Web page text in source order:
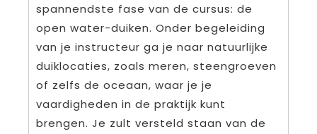
spannendste fase van de cursus: de
open water-duiken. Onder begeleiding
van je instructeur ga je naar natuurlijke
duiklocaties, zoals meren, steengroeven
of zelfs de oceaan, waar je je
vaardigheden in de praktijk kunt
brengen. Je zult versteld staan van de